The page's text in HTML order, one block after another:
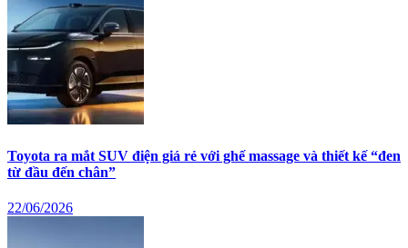
Toyota ra mắt SUV điện giá rẻ với ghế massage và thiết kế “đen
từ đầu đến chân”
22/06/2026